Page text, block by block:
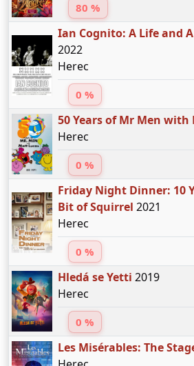
80 %
Ian Cognito: A Life and
2022
Herec
0 %
50 Years of Mr Men with
Herec
0 %
Friday Night Dinner: 10
Bit of Squirrel 2021
Herec
0 %
Hledá se Yetti 2019
Herec
0 %
Les Misérables: The